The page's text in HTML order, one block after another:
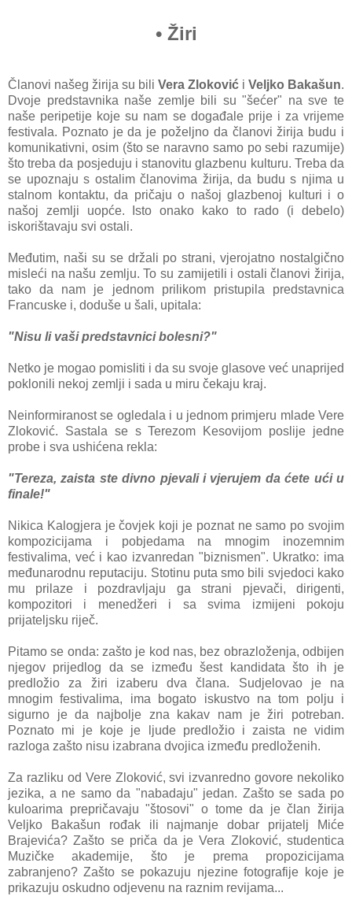
• Žiri
Članovi našeg žirija su bili Vera Zloković i Veljko Bakašun.
Dvoje predstavnika naše zemlje bili su "šećer" na sve te
naše peripetije koje su nam se događale prije i za vrijeme
festivala. Poznato je da je poželjno da članovi žirija budu i
komunikativni, osim (što se naravno samo po sebi razumije)
što treba da posjeduju i stanovitu glazbenu kulturu. Treba da
se upoznaju s ostalim članovima žirija, da budu s njima u
stalnom kontaktu, da pričaju o našoj glazbenoj kulturi i o
našoj zemlji uopće. Isto onako kako to rado (i debelo)
iskorištavaju svi ostali.
Međutim, naši su se držali po strani, vjerojatno nostalgično
misleći na našu zemlju. To su zamijetili i ostali članovi žirija,
tako da nam je jednom prilikom pristupila predstavnica
Francuske i, doduše u šali, upitala:
"Nisu li vaši predstavnici bolesni?"
Netko je mogao pomisliti i da su svoje glasove već unaprijed
poklonili nekoj zemlji i sada u miru čekaju kraj.
Neinformiranost se ogledala i u jednom primjeru mlade Vere
Zloković. Sastala se s Terezom Kesovijom poslije jedne
probe i sva ushićena rekla:
"Tereza, zaista ste divno pjevali i vjerujem da ćete ući u
finale!"
Nikica Kalogjera je čovjek koji je poznat ne samo po svojim
kompozicijama i pobjedama na mnogim inozemnim
festivalima, već i kao izvanredan "biznismen". Ukratko: ima
međunarodnu reputaciju. Stotinu puta smo bili svjedoci kako
mu prilaze i pozdravljaju ga strani pjevači, dirigenti,
kompozitori i menedžeri i sa svima izmijeni pokoju
prijateljsku riječ.
Pitamo se onda: zašto je kod nas, bez obrazloženja, odbijen
njegov prijedlog da se između šest kandidata što ih je
predložio za žiri izaberu dva člana. Sudjelovao je na
mnogim festivalima, ima bogato iskustvo na tom polju i
sigurno je da najbolje zna kakav nam je žiri potreban.
Poznato mi je koje je ljude predložio i zaista ne vidim
razloga zašto nisu izabrana dvojica između predloženih.
Za razliku od Vere Zloković, svi izvanredno govore nekoliko
jezika, a ne samo da "nabadaju" jedan. Zašto se sada po
kuloarima prepričavaju "štosovi" o tome da je član žirija
Veljko Bakašun rođak ili najmanje dobar prijatelj Miće
Brajevića? Zašto se priča da je Vera Zloković, studentica
Muzičke akademije, što je prema propozicijama
zabranjeno? Zašto se pokazuju njezine fotografije koje je
prikazuju oskudno odjevenu na raznim revijama...